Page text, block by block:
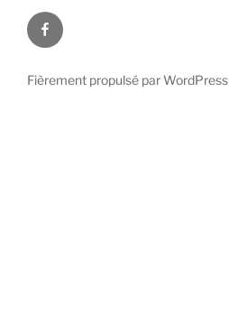
Facebook
Fièrement propulsé par WordPress